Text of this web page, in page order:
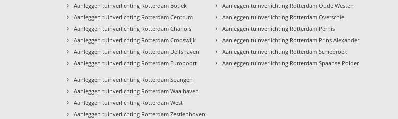
› Aanleggen tuinverlichting Rotterdam Botlek
› Aanleggen tuinverlichting Rotterdam Centrum
› Aanleggen tuinverlichting Rotterdam Charlois
› Aanleggen tuinverlichting Rotterdam Crooswijk
› Aanleggen tuinverlichting Rotterdam Delfshaven
› Aanleggen tuinverlichting Rotterdam Europoort
› Aanleggen tuinverlichting Rotterdam Oude Westen
› Aanleggen tuinverlichting Rotterdam Overschie
› Aanleggen tuinverlichting Rotterdam Pernis
› Aanleggen tuinverlichting Rotterdam Prins Alexander
› Aanleggen tuinverlichting Rotterdam Schiebroek
› Aanleggen tuinverlichting Rotterdam Spaanse Polder
› Aanleggen tuinverlichting Rotterdam Spangen
› Aanleggen tuinverlichting Rotterdam Waalhaven
› Aanleggen tuinverlichting Rotterdam West
› Aanleggen tuinverlichting Rotterdam Zestienhoven